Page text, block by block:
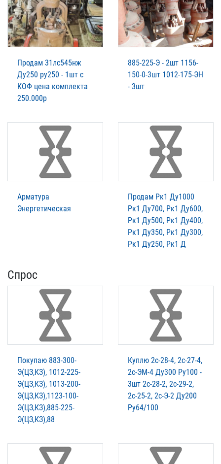
Продам 31лс545нж
Ду250 ру250 - 1шт с
КОФ цена комплекта
250.000р
885-225-Э - 2шт 1156-
150-0-3шт 1012-175-ЭН
- 3шт
Арматура
Энергетическая
Продам Рк1 Ду1000
Рк1 Ду700, Рк1 Ду600,
Рк1 Ду500, Рк1 Ду400,
Рк1 Ду350, Рк1 Ду300,
Рк1 Ду250, Рк1 Д
Спрос
Покупаю 883-300-
Э(ЦЗ,КЗ), 1012-225-
Э(ЦЗ,КЗ), 1013-200-
Э(ЦЗ,КЗ),1123-100-
Э(ЦЗ,КЗ),885-225-
Э(ЦЗ,КЗ),88
Куплю 2с-28-4, 2с-27-4,
2с-ЭМ-4 Ду300 Ру100 -
3шт 2с-28-2, 2с-29-2,
2с-25-2, 2с-Э-2 Ду200
Ру64/100